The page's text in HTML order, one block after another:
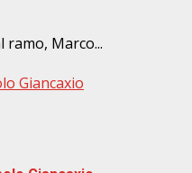
ramo, Marco...
Giancaxio